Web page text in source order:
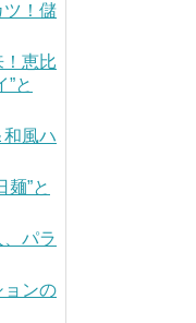
！儲
恵比
と
風ハ
麺”と
パラ
ョンの